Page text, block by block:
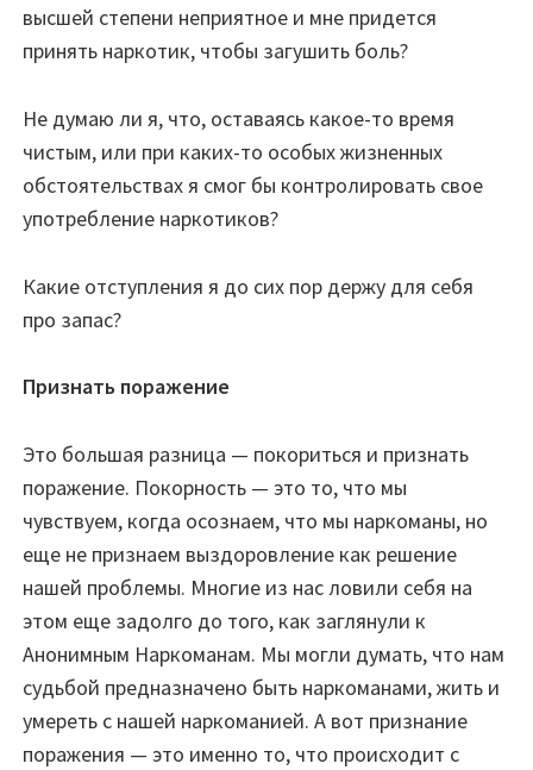
высшей степени неприятное и мне придется
принять наркотик, чтобы загушить боль?
Не думаю ли я, что, оставаясь какое-то время
чистым, или при каких-то особых жизненных
обстоятельствах я смог бы контролировать свое
употребление наркотиков?
Какие отступления я до сих пор держу для себя
про запас?
Признать поражение
Это большая разница — покориться и признать
поражение. Покорность — это то, что мы
чувствуем, когда осознаем, что мы наркоманы, но
еще не признаем выздоровление как решение
нашей проблемы. Многие из нас ловили себя на
этом еще задолго до того, как заглянули к
Анонимным Наркоманам. Мы могли думать, что нам
судьбой предназначено быть наркоманами, жить и
умереть с нашей наркоманией. А вот признание
поражения — это именно то, что происходит с